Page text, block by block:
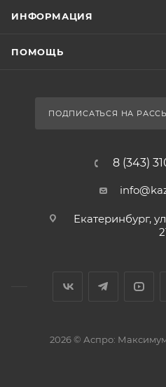
ИНФОРМАЦИЯ
ПОМОЩЬ
ПОДПИСАТЬСЯ НА
8 (343)
Екатеринбург,
2026 © Аспро: